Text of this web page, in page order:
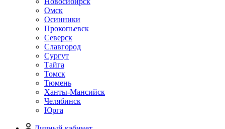
Омск
Осинники
Прокопьевск
Северск
Славгород
Сургут
Тайга
Томск
Тюмень
Ханты-Мансийск
Челябинск
Юрга